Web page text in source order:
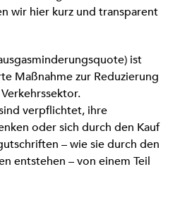
wir hier kurz und transparent
ist
Maßnahme zur Reduzierung
verpflichtet, ihre
oder sich durch den Kauf
– wie sie durch den
entstehen – von einem Teil